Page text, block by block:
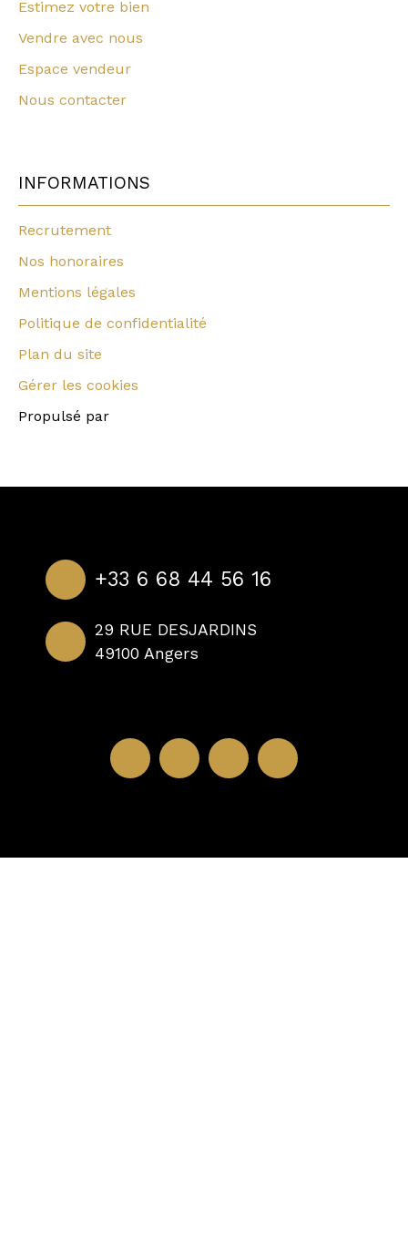
Estimez votre bien
Vendre avec nous
Espace vendeur
Nous contacter
INFORMATIONS
Recrutement
Nos honoraires
Mentions légales
Politique de confidentialité
Plan du site
Gérer les cookies
Propulsé par
+33 6 68 44 56 16
29 RUE DESJARDINS
49100 Angers